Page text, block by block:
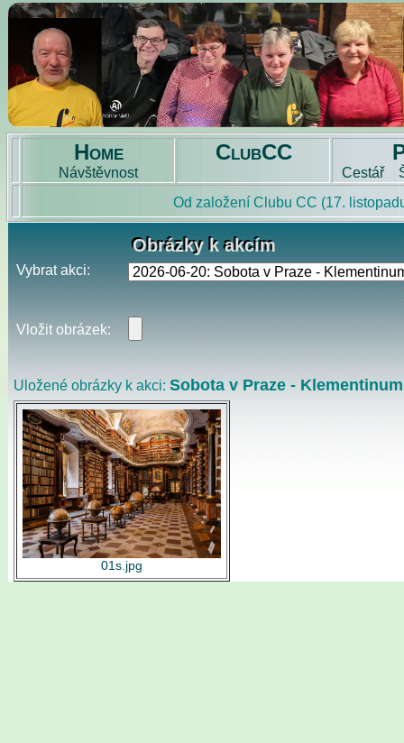
Home
Návštěvnost
ClubCC
Cestář
Obrázky k akcím
Obrázky k akcím
Vybrat akci:
Vložit obrázek:
Uložené obrázky k akci: Sobota v Praze -
01s.jpg